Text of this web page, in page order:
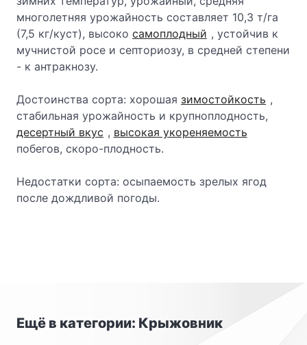
многолетняя урожайность составляет 10,3 т/га
(7,5 кг/куст), высоко самоплодный , устойчив к
мучнистой росе и септориозу, в средней степени
- к антракнозу.
Достоинства сорта: хорошая зимостойкость ,
стабильная урожайность и крупноплодность,
десертный вкус , высокая укореняемость
побегов, скоро-плодность.
Недостатки сорта: осыпаемость зрелых ягод
после дождливой погоды.
Ещё в категории: Крыжовник